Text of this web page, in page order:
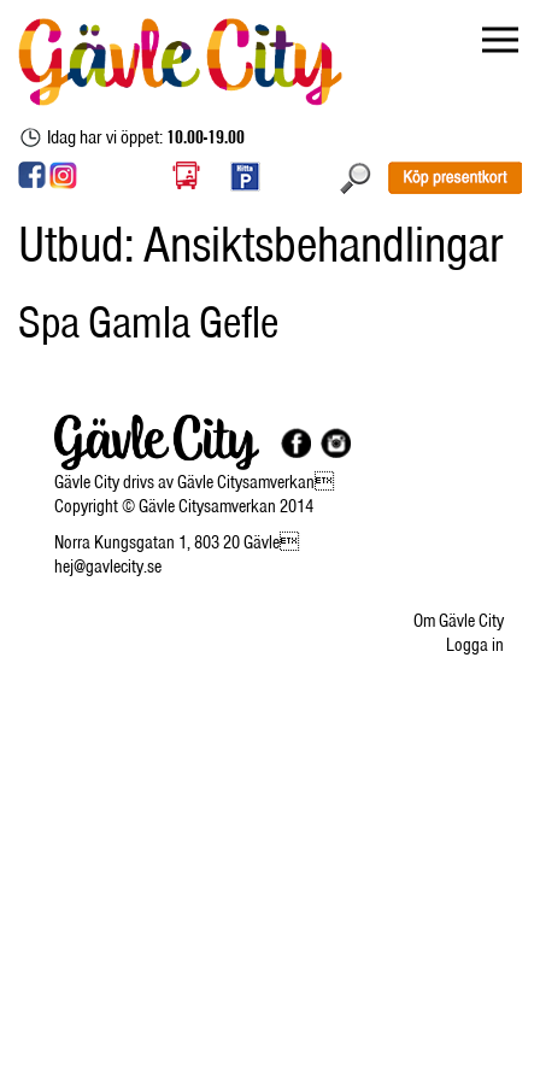
Idag har vi öppet:10.00-19.00
Utbud:Ansiktsbehandlingar
Spa Gamla Gefle
Gävle City drivs av Gävle Citysamverkan
Copyright © Gävle Citysamverkan 2014
Norra Kungsgatan 1, 803 20 Gävle
hej@gavlecity.se
Om Gävle City
Logga in